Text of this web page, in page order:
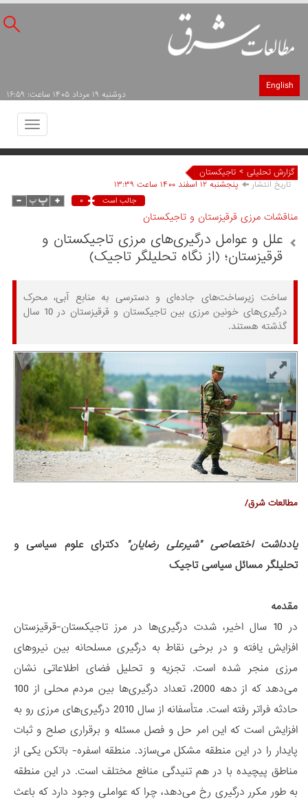
English
دوشنبه ۱۹ مرداد ۱۴۰۵ ساعت: ۱۶:۵۹
Toggle
گزارش تحلیلی > تاجیکستان
تاریخ انتشار
پنجشنبه ۱۲ اسفند ۱۴۰۰ ساعت ۱۳:۳۹
جالب است ۰
مناقشات مرزی قرقیزستان و تاجیکستان
علل و عوامل درگیری‌‌های مرزی تاجیکستان و
قرقیزستان؛ (از نگاه تحلیلگر تاجیک)
ساخت زیرساخت‌های جاده‌ای و دسترسی به منابع آبی، محرک
درگیری‌های خونین مرزی بین تاجیکستان و قرقیزستان در 10 سال
گذشته هستند.
مطالعات شرق/
یادداشت اختصاصی "شیرعلی رضایان"دکترای علوم سیاسی و
تحلیلگر مسائل سیاسی تاجیک
مقدمه
در 10 سال اخیر، شدت درگیری‌ها در مرز تاجیکستان-قرقیزستان
افزایش یافته و در برخی نقاط به درگیری مسلحانه بین نیروهای
مرزی منجر شده است. تجزیه و تحلیل فضای اطلاعاتی نشان
می‌دهد که از دهه 2000، تعداد درگیری‌ها بین مردم محلی از 100
حادثه فراتر رفته است. متأسفانه از سال 2010 درگیری‌های مرزی رو به
افزایش است که این امر حل و فصل مسئله و برقراری صلح و ثبات
پایدار را در این منطقه مشکل می‌سازد. منطقه اسفره- باتکن یکی از
مناطق پیچیده با در هم تنیدگی منافع مختلف است. در این منطقه
به طور مکرر درگیری رخ می‌دهد، چرا که عواملی وجود دارد که باعث